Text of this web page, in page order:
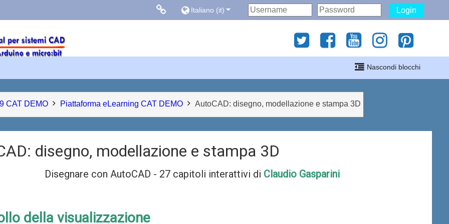
Links collegati
Blog Gasparini
Italiano ‎(it)‎ Login
Nascondi blocchi
CAT DEMO Piattaforma eLearning CAT DEMO AutoCAD: disegno, modellazione e stampa 3D
disegno, modellazione e stampa 3D
Disegnare con AutoCAD - 27 capitoli interattivi di Claudio Gasparini
della visualizzazione